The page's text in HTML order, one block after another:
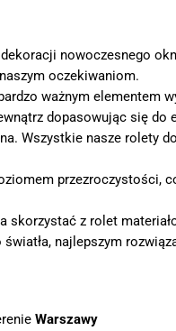
nowoczesnego
oczekiwaniom.
ważnym elementem
dopasowując się
Wszystkie nasze rolety
przezroczystości,
z rolet
najlepszym
Warszawy